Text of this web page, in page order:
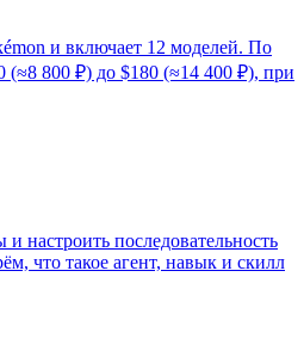
и включает 12 моделей. По
(≈8 800 ₽) до $180 (≈14 400 ₽), при
последовательность
что такое агент, навык и скилл